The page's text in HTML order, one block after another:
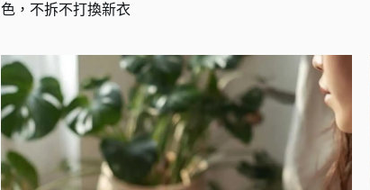
色，不拆不打換新衣